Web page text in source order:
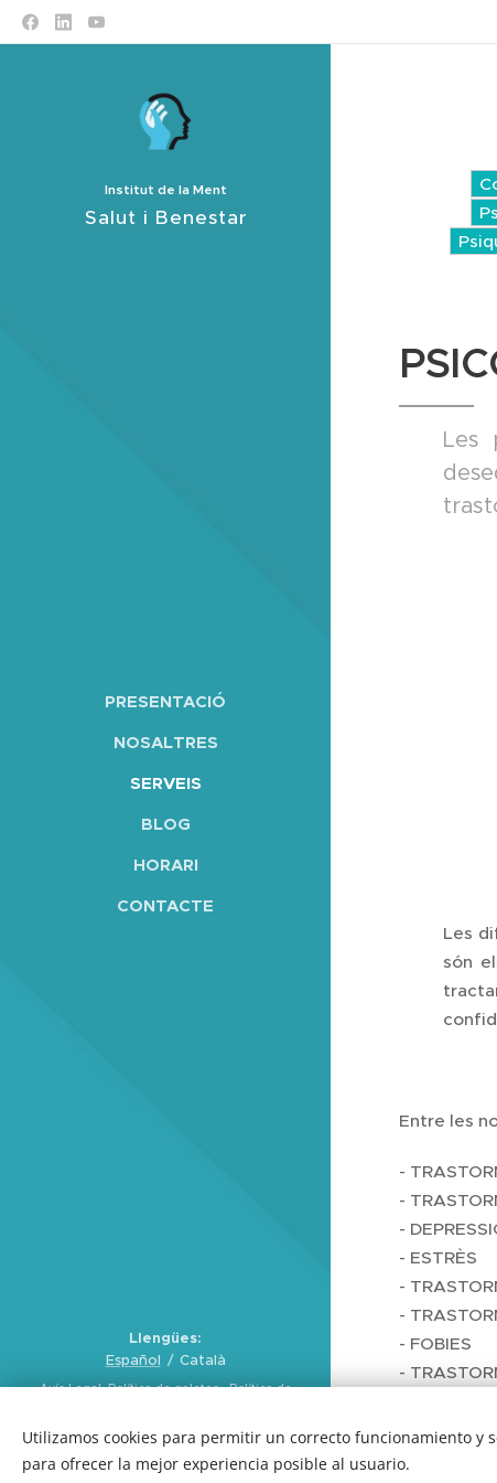
salut mental
Institut de la Ment
Salut i Benestar
PRESENTACIÓ
NOSALTRES
SERVEIS
BLOG
HORARI
CONTACTE
Les
Les
són
Entre les
-
-
-
- ESTRÈS
-
-
- FOBIES
-
Avís Legal Política de galetes
Política de
© INSTITUT DE LA MENT 2017. Development
byEstenle.com
Llengües
Español
Català
Utilizamos cookies para permitir un correcto funcionamiento y
para ofrecer la mejor experiencia posible al usuario.